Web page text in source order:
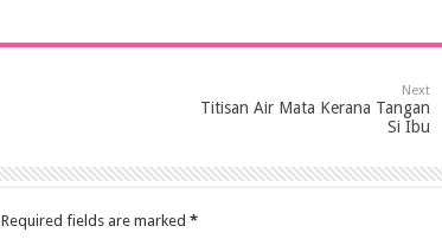
Next
Titisan Air Mata Kerana Tangan
Si Ibu
Required fields are marked *